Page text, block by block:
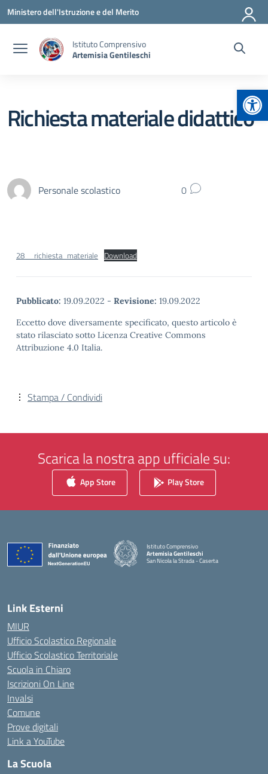
Vai ai contenuti
Vai al menu di navigazione
Vai al footer
Ministero dell'Istruzione e del Merito
Istituto Comprensivo
Artemisia Gentileschi
Richiesta materiale didattico
Personale scolastico 0
28__richiesta_materiale Download
Pubblicato: 19.09.2022 - Revisione: 19.09.2022
Eccetto dove diversamente specificato, questo articolo è
stato rilasciato sotto Licenza Creative Commons
Attribuzione 4.0 Italia.
Stampa / Condividi
Scarica la nostra app ufficiale su:
App Store Play Store
Istituto Comprensivo
Artemisia Gentileschi
San Nicola la Strada - Caserta
Link Esterni
MIUR
Ufficio Scolastico Regionale
Ufficio Scolastico Territoriale
Scuola in Chiaro
Iscrizioni On Line
Invalsi
Comune
Prove digitali
Link a YouTube
La Scuola